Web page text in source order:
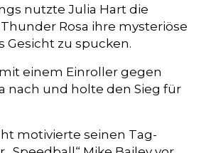
nutzte Julia Hart die
Rosa ihre mysteriöse
Gesicht zu spucken.
einem Einroller gegen
nach und holte den Sieg für
motivierte seinen Tag-